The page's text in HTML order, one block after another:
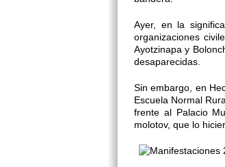
Ayer, en la
organizaciones
Ayotzinapa y
desaparecidas.
Sin embargo, en
Escuela Normal
frente al Palacio
molotov, que lo